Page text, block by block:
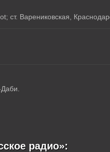
Варениковская,
радио»: